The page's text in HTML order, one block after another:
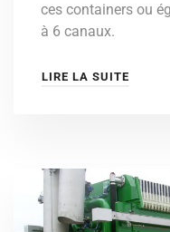
ces containers ou
à 6 canaux.
LIRE LA SUITE